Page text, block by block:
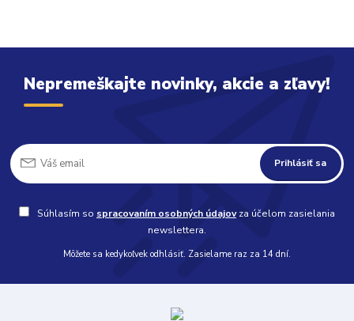
Nepremeškajte novinky, akcie a zľavy!
Prihlásiť sa
Súhlasím so spracovaním osobných údajovza účelom zasielania
newslettera.
Môžete sa kedykoľvek odhlásiť. Zasielame raz za 14 dní.